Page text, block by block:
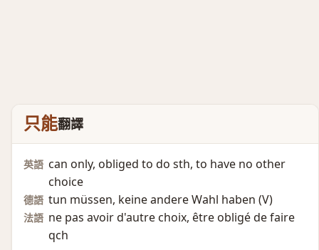
只能翻譯
英語 can only, obliged to do sth, to have no other
choice
德語 tun müssen, keine andere Wahl haben (V)​
法語 ne pas avoir d'autre choix, être obligé de faire
qch